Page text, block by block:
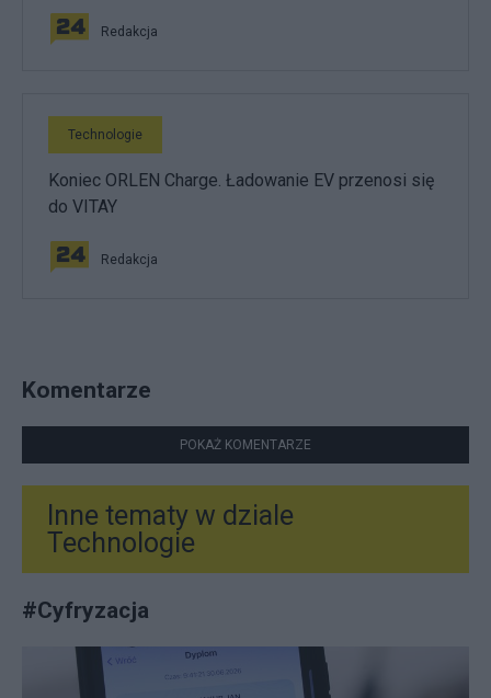
Redakcja
Technologie
Koniec ORLEN Charge. Ładowanie EV przenosi się
do VITAY
Redakcja
Komentarze
POKAŻ KOMENTARZE
Inne tematy w dziale
Technologie
#Cyfryzacja